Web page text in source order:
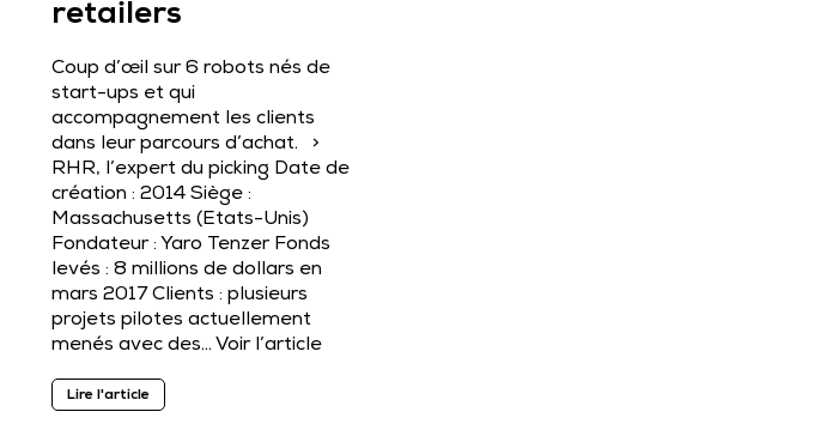
retailers
Coup d’œil sur 6 robots nés de
start-ups et qui
accompagnement les clients
dans leur parcours d’achat. >
RHR, l’expert du picking Date de
création : 2014 Siège :
Massachusetts (Etats-Unis)
Fondateur : Yaro Tenzer Fonds
levés : 8 millions de dollars en
mars 2017 Clients : plusieurs
projets pilotes actuellement
menés avec des… Voir l’article
Lire l'article